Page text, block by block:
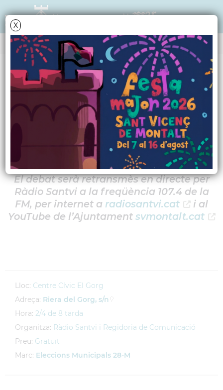
X
AGENDA
Dimarts23 maig 2023
Debat d'alcaldables
El debat serà retransmès en directe per
Ràdio Santvi a la freqüència 107.4 de la
FM, per internet a radiosantvi.cat
i al
YouTube de l’Ajuntament svmontalt.cat
Lloc: Centre Cívic El Gorg
Adreça: Riera del Gorg, s/n
Hora: 2/4 de 8 tarda
Organitza: Ràdio Santvi i Regidoria de Comunicació
Preu: Gratuït
Marc: Eleccions Municipals 28-M